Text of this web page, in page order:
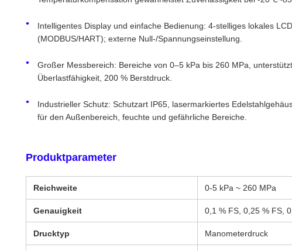
Intelligentes Display und einfache Bedienung: 4-stelliges lokales
(MODBUS/HART); externe Null-/Spannungseinstellung.
Großer Messbereich: Bereiche von 0–5 kPa bis 260 MPa,
Überlastfähigkeit, 200 % Berstdruck.
Industrieller Schutz: Schutzart IP65, lasermarkiertes
für den Außenbereich, feuchte und gefährliche Bereiche.
Produktparameter
Reichweite 0-5 kPa ~ 260 MPa
Genauigkeit 0,1 % FS, 0,25 % FS,
Drucktyp Manometerdruck